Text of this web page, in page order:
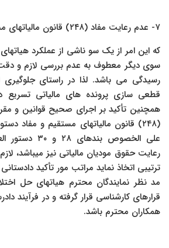
۷- عدم رعایت مفاد (۲۴۸) قانون مالیاتهای مستقیم
که این امر از یک سو ناشی از عملکرد
سوی دیگر معطوف به عدم بررسی لازم و
رسیدگی می باشد. لذا در راستای جلوگیری
قطعی سازی پرونده های مالیاتی تسریع
همچنین تأکید بر اجرای صحیح قوانین و
(۲۴۸) قانون مالیاتهای مستقیم و مفاد
على الخصوص
رعایت حقوق مودیان مالیاتی نیز میباشد،
ترتیبی اتخاذ نماید مراتب مور تأکید
مد نظر نمایندگان محترم هیاتهای حل
قرارهای کارشناسی قرار گرفته و در فرآیند
همکاران محترم باشد.